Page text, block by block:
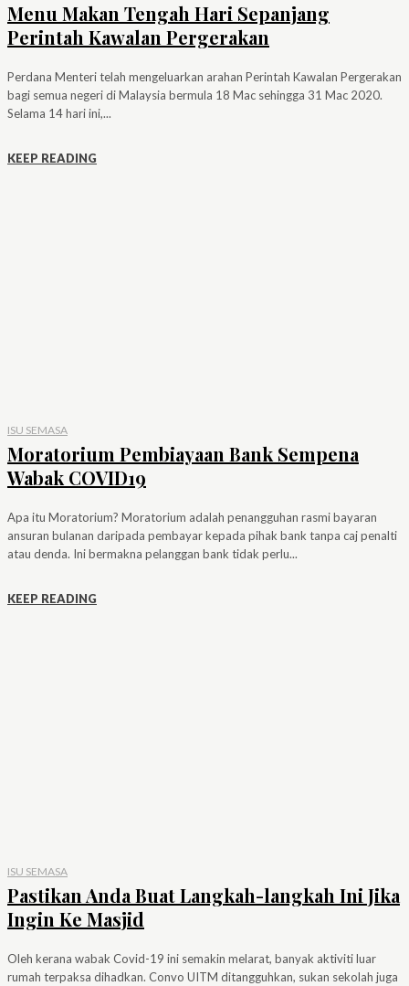
Menu Makan Tengah Hari Sepanjang
Perintah Kawalan Pergerakan
Perdana Menteri telah mengeluarkan arahan Perintah Kawalan Pergerakan
bagi semua negeri di Malaysia bermula 18 Mac sehingga 31 Mac 2020.
Selama 14 hari ini,...
KEEP READING
ISU SEMASA
Moratorium Pembiayaan Bank Sempena
Wabak COVID19
Apa itu Moratorium? Moratorium adalah penangguhan rasmi bayaran
ansuran bulanan daripada pembayar kepada pihak bank tanpa caj penalti
atau denda. Ini bermakna pelanggan bank tidak perlu...
KEEP READING
ISU SEMASA
Pastikan Anda Buat Langkah-langkah Ini Jika
Ingin Ke Masjid
Oleh kerana wabak Covid-19 ini semakin melarat, banyak aktiviti luar
rumah terpaksa dihadkan. Convo UITM ditangguhkan, sukan sekolah juga